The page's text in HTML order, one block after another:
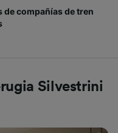
compañías de tren
Silvestrini